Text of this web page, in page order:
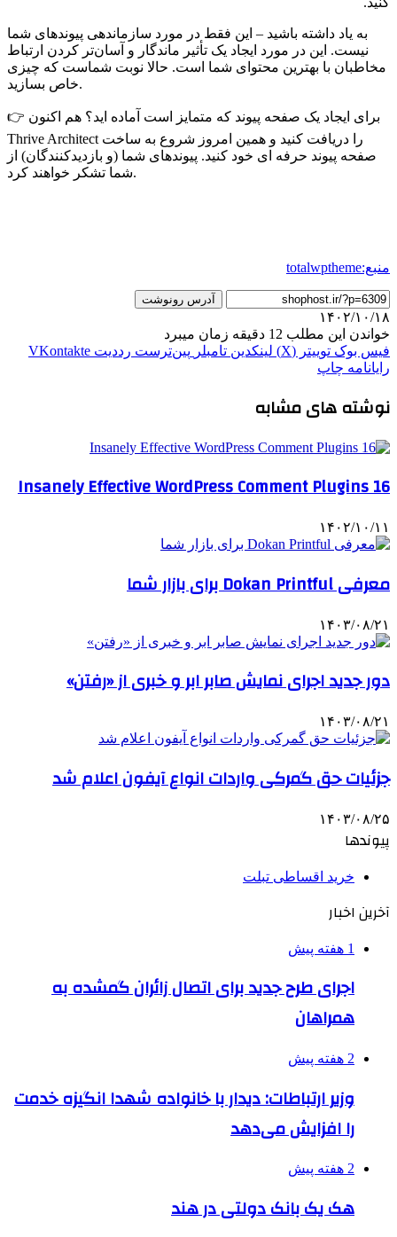
به یاد داشته باشید – این فقط در مورد سازماندهی پیوندهای شما
نیست. این در مورد ایجاد یک تأثیر ماندگار و آسان‌تر کردن ارتباط
مخاطبان با بهترین محتوای شما است. حالا نوبت شماست که چیزی
👉 برای ایجاد یک صفحه پیوند که متمایز است آماده اید؟ هم اکنون
Thrive Architect را دریافت کنید و همین امروز شروع به ساخت
صفحه پیوند حرفه ای خود کنید. پیوندهای شما (و بازدیدکنندگان) از
منبع:totalwptheme
آدرس رونوشت
۱۴۰۲/۱۰/۱۸
خواندن این مطلب 12 دقیقه زمان میبرد
فیس بوک توییتر (X) لینکدین ‫تامبلر ‫پین‌ترست ‫رددیت ‫VKontakte
رایانامه چاپ
نوشته های مشابه
16 Insanely Effective WordPress Comment Plugins
۱۴۰۲/۱۰/۱۱
معرفی Dokan Printful برای بازار شما
۱۴۰۳/۰۸/۲۱
دور جدید اجرای نمایش صابر ابر و خبری از «رفتن»
۱۴۰۳/۰۸/۲۱
جزئیات حق گمرکی واردات انواع آیفون اعلام شد
۱۴۰۳/۰۸/۲۵
پیوندها
خرید اقساطی تبلت
آخرین اخبار
اجرای طرح جدید برای اتصال زائران گمشده به
همراهان
وزیر ارتباطات: دیدار با خانواده شهدا انگیزه خدمت
را افزایش می‌دهد
هک یک بانک دولتی در هند